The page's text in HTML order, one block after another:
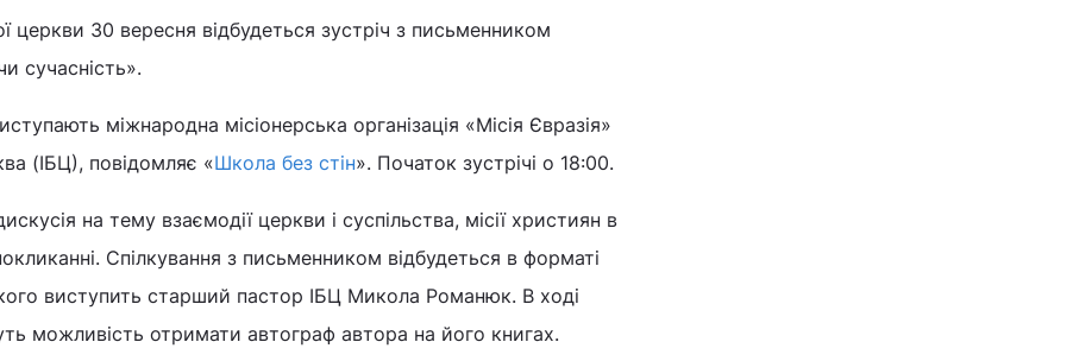
церкви 30 вересня відбудеться зустріч з письменником
сучасність».
міжнародна місіонерська організація «Місія Євразія»
(ІБЦ), повідомляє «Школа без стін». Початок зустрічі о 18:00.
на тему взаємодії церкви і суспільства, місії християн в
Спілкування з письменником відбудеться в форматі
виступить старший пастор ІБЦ Микола Романюк. В ході
можливість отримати автограф автора на його книгах.